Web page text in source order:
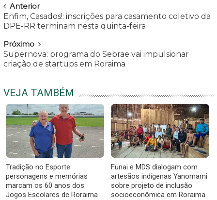
Navegar
Anterior
Enfim, Casados!: inscrições para casamento coletivo da
DPE-RR terminam nesta quinta-feira
Próximo
Supernova: programa do Sebrae vai impulsionar
criação de startups em Roraima
VEJA TAMBÉM
Tradição no Esporte:
personagens e memórias
marcam os 60 anos dos
Jogos Escolares de Roraima
Funai e MDS dialogam com
artesãos indígenas Yanomami
sobre projeto de inclusão
socioeconômica em Roraima